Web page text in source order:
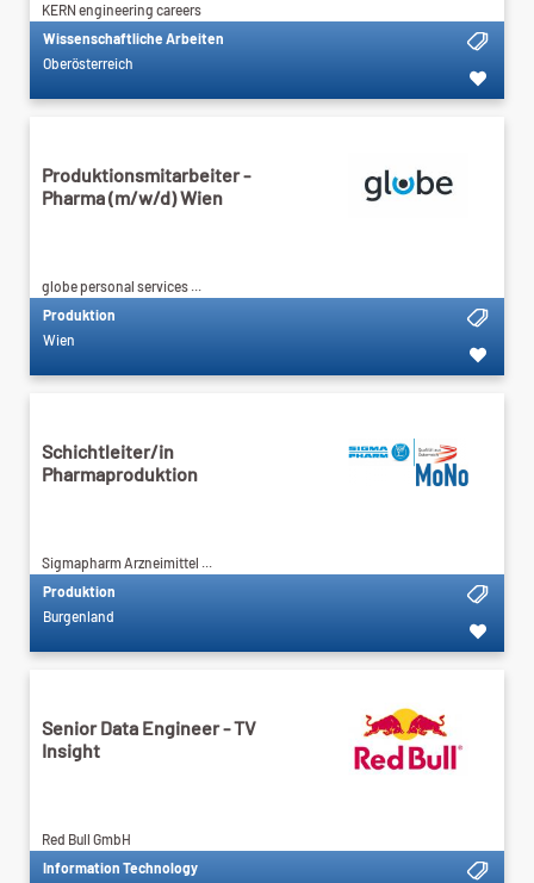
KERN engineering careers
Wissenschaftliche Arbeiten
Oberösterreich
Produktionsmitarbeiter -
Pharma (m/w/d) Wien
globe personal services ...
Produktion
Wien
Schichtleiter/in
Pharmaproduktion
Sigmapharm Arzneimittel ...
Produktion
Burgenland
Senior Data Engineer - TV
Insight
Red Bull GmbH
Information Technology